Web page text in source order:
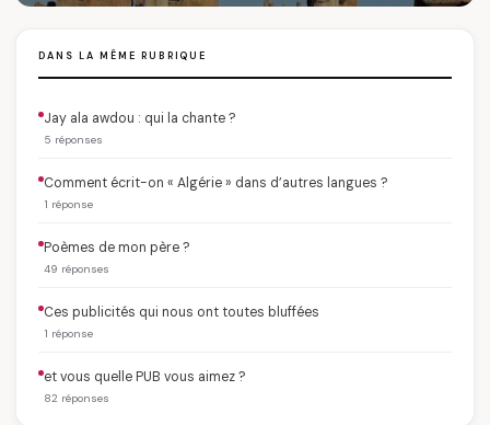
DANS LA MÊME RUBRIQUE
Jay ala awdou : qui la chante ?
5 réponses
Comment écrit-on « Algérie » dans d’autres langues ?
1 réponse
Poèmes de mon père ?
49 réponses
Ces publicités qui nous ont toutes bluffées
1 réponse
et vous quelle PUB vous aimez ?
82 réponses